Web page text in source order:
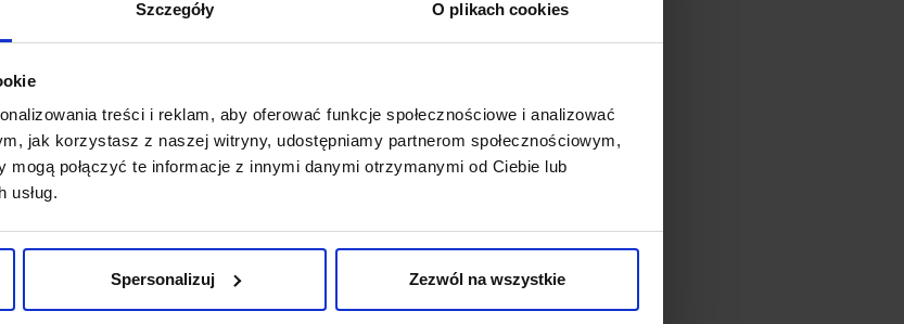
Szczegóły O plikach cookies
treści i reklam, aby oferować funkcje społecznościowe i analizować
jak korzystasz z naszej witryny, udostępniamy partnerom społecznościowym,
połączyć te informacje z innymi danymi otrzymanymi od Ciebie lub
usług.
Spersonalizuj Zezwól na wszystkie
O PRODUKCIE: BRĄZOWE
PENNY LOAFERS SKÓRZANE
D308
pochodzenia opinii nie jest dokonywana.
produkt nie ma jeszcze opinii, dodaj opinię, bądź